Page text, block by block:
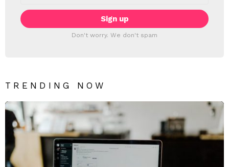
Don't worry. We don't spam
TRENDING NOW